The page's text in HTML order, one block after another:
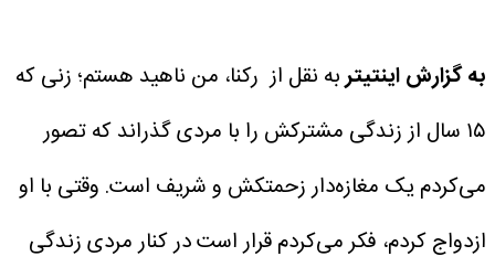
به گزارش اینتیتربه نقل از رکنا، من ناهید هستم؛ زنی که
۱۵ سال از زندگی مشترکش را با مردی گذراند که تصور
می‌کردم یک مغازه‌دار زحمتکش و شریف است. وقتی با او
ازدواج کردم، فکر می‌کردم قرار است در کنار مردی زندگی